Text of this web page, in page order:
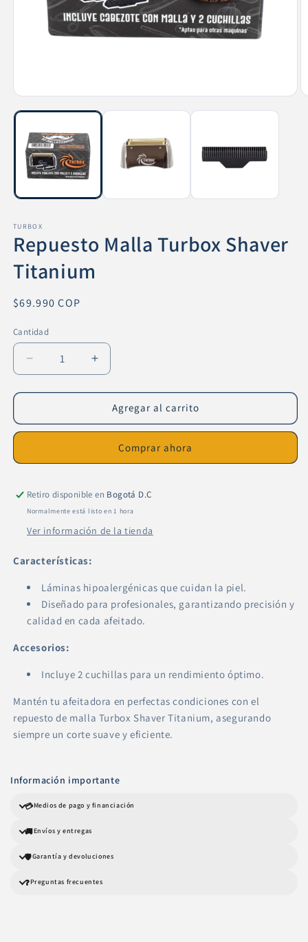
elemento
una
ventana
modal
TURBOX
Repuesto Malla Turbox Shaver
Titanium
Precio
$69.990 COP
Cantidad
Cantidad
Reducir
cantidad
para
Malla
Turbox
Titanium
Aumentar
cantidad
para
Repuesto
Malla
Turbox
Shaver
Titanium
Agregar al carrito
Comprar ahora
Retiro disponible en Bogotá D.C
Normalmente está listo en 1 hora
Ver información de la tienda
Características:
Láminas hipoalergénicas que cuidan la piel.
Diseñado para profesionales, garantizando precisión y
calidad en cada afeitado.
Accesorios:
Incluye 2 cuchillas para un rendimiento óptimo.
Mantén tu afeitadora en perfectas condiciones con el
repuesto de malla Turbox Shaver Titanium, asegurando
siempre un corte suave y eficiente.
Información importante
💳Medios de pago y financiación
🚚Envíos y entregas
🛡️Garantía y devoluciones
❓Preguntas frecuentes